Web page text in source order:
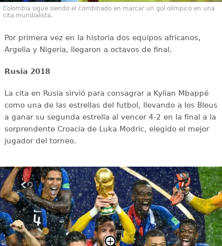
Colombia sigue siendo el combinado en marcar un gol olímpico en una
cita mundialista.
Por primera vez en la historia dos equipos africanos,
Argelia y Nigeria, llegaron a octavos de final.
Rusia 2018
La cita en Rusia sirvió para consagrar a Kylian Mbappé
como una de las estrellas del futbol, llevando a los Bleus
a ganar su segunda estrella al vencer 4-2 en la final a la
sorprendente Croacia de Luka Modric, elegido el mejor
jugador del torneo.